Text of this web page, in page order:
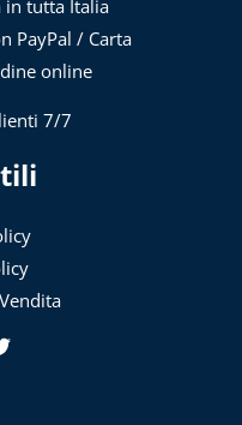
in tutta Italia
PayPal / Carta
online
7/7